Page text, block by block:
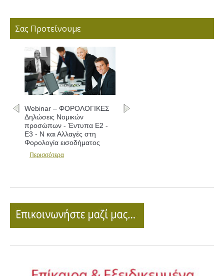
Σας Προτείνουμε
Webinar – ΦΟΡΟΛΟΓΙΚΕΣ
Δηλώσεις Νομικών
προσώπων - Έντυπα Ε2 -
Ε3 - Ν και Αλλαγές στη
Φορολογία εισοδήματος
Περισσότερα